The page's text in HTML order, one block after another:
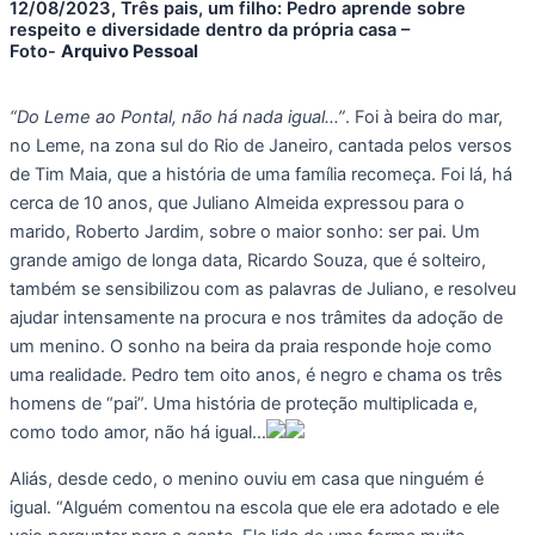
12/08/2023, Três pais, um filho: Pedro aprende sobre
respeito e diversidade dentro da própria casa –
Foto- Arquivo Pessoal
“Do Leme ao Pontal, não há nada igual…”. Foi à beira do mar,
no Leme, na zona sul do Rio de Janeiro, cantada pelos versos
de Tim Maia, que a história de uma família recomeça. Foi lá, há
cerca de 10 anos, que Juliano Almeida expressou para o
marido, Roberto Jardim, sobre o maior sonho: ser pai. Um
grande amigo de longa data, Ricardo Souza, que é solteiro,
também se sensibilizou com as palavras de Juliano, e resolveu
ajudar intensamente na procura e nos trâmites da adoção de
um menino. O sonho na beira da praia responde hoje como
uma realidade. Pedro tem oito anos, é negro e chama os três
homens de “pai”. Uma história de proteção multiplicada e,
como todo amor, não há igual…
Aliás, desde cedo, o menino ouviu em casa que ninguém é
igual. “Alguém comentou na escola que ele era adotado e ele